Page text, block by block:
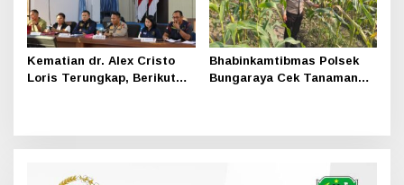
Kematian dr. Alex Cristo
Loris Terungkap, Berikut
Bhabinkamtibmas Polsek
Bungaraya Cek Tanaman